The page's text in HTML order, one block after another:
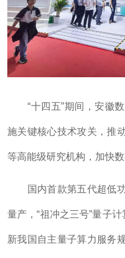
“十四五”期间，安徽数
施关键核心技术攻关，推
等高能级研究机构，加快
国内首款第五代超低功
量产，“祖冲之三号”量子
新我国自主量子算力服务